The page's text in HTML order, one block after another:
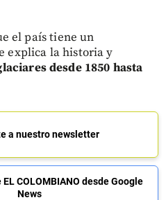
el país tiene un
explica la historia y
desde 1850 hasta
a nuestro newsletter
COLOMBIANO desde Google
News